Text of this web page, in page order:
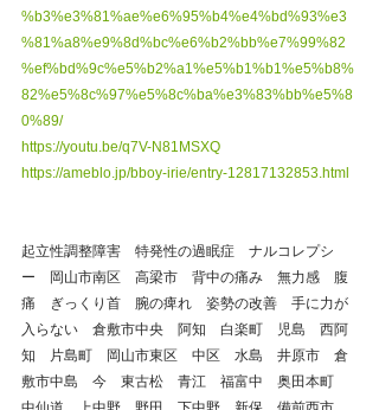
%b3%e3%81%ae%e6%95%b4%e4%bd%93%e3
%81%a8%e9%8d%bc%e6%b2%bb%e7%99%82
%ef%bd%9c%e5%b2%a1%e5%b1%b1%e5%b8%
82%e5%8c%97%e5%8c%ba%e3%83%bb%e5%8
0%89/
https://youtu.be/q7V-N81MSXQ
https://ameblo.jp/bboy-irie/entry-12817132853.html
起立性調整障害　特発性の過眠症　ナルコレプシ
ー　岡山市南区　高梁市　背中の痛み　無力感　腹
痛　ぎっくり首　腕の痺れ　姿勢の改善　手に力が
入らない　倉敷市中央　阿知　白楽町　児島　西阿
知　片島町　岡山市東区　中区　水島　井原市　倉
敷市中島　今　東古松　青江　福富中　奥田本町